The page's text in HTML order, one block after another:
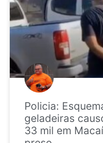
Policia:
geladeiras
33 mil em